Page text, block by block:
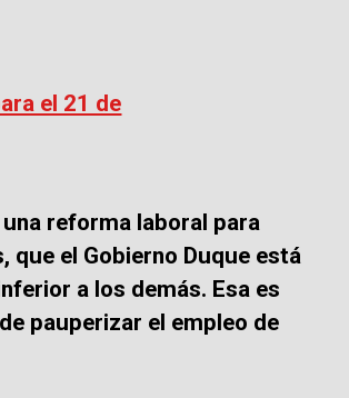
el 21 de
reforma laboral para
el Gobierno Duque está
a los demás. Esa es
pauperizar el empleo de